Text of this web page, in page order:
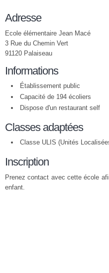
Adresse
Ecole élémentaire Jean Macé
3 Rue du Chemin Vert
91120 Palaiseau
Informations
Établissement public
Capacité de 194 écoliers
Dispose d'un restaurant self
Classes adaptées
Classe ULIS (Unités
Inscription
Prenez contact avec cette école
enfant.